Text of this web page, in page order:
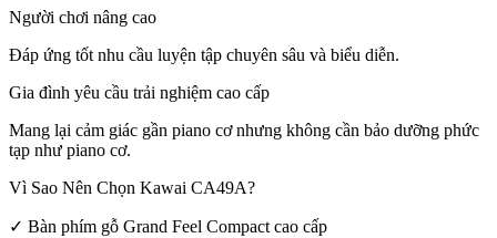
Người chơi nâng cao
Đáp ứng tốt nhu cầu luyện tập chuyên sâu và biểu diễn.
Gia đình yêu cầu trải nghiệm cao cấp
Mang lại cảm giác gần piano cơ nhưng không cần bảo dưỡng phức
tạp như piano cơ.
Vì Sao Nên Chọn Kawai CA49A?
✓ Bàn phím gỗ Grand Feel Compact cao cấp